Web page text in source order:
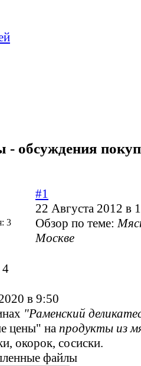
обсуждения
3
#1
22 Августа 2012 в
Обзор по теме:
Москве
4
в 9:50
"Раменский
цены" на продукты из
окорок, сосиски.
файлы